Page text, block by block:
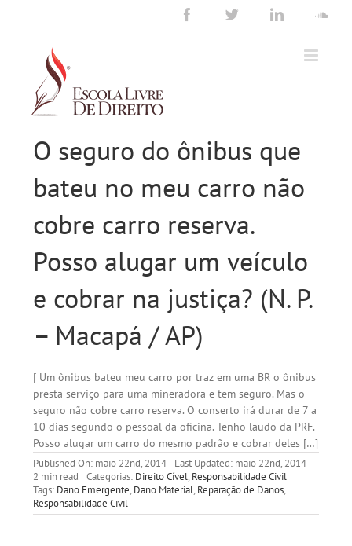
LinkedIn
Twitter
Facebook
O seguro do ônibus que
bateu no meu carro não
cobre carro reserva.
Posso alugar um veículo
e cobrar na justiça? (N. P.
– Macapá / AP)
[ Um ônibus bateu meu carro por traz em uma BR o ônibus
presta serviço para uma mineradora e tem seguro. Mas o
seguro não cobre carro reserva. O conserto irá durar de 7 a
10 dias segundo o pessoal da oficina. Tenho laudo da PRF.
Posso alugar um carro do mesmo padrão e cobrar deles […]
Published On: maio 22nd, 2014
Last Updated: maio 22nd, 2014
2 min read
Categorias: Direito Cível, Responsabilidade Civil
Tags: Dano Emergente, Dano Material, Reparação de Danos,
Responsabilidade Civil